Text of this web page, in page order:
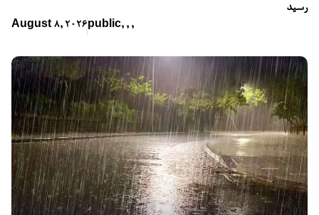
رسید
August 8, 2026 public, , ,